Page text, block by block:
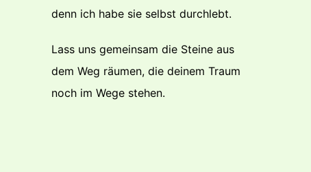
denn ich habe sie selbst durchlebt.
Lass uns gemeinsam die Steine aus
dem Weg räumen, die deinem Traum
noch im Wege stehen.